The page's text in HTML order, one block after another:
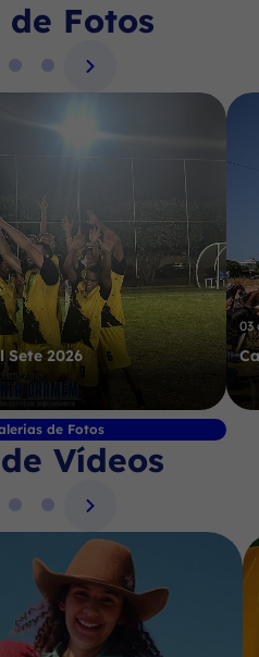
Fotos
Sete 2026
03
de Fotos
Vídeos